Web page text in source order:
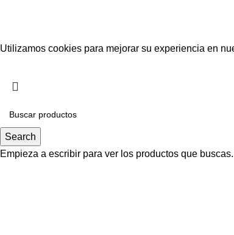
Utilizamos cookies para mejorar su experiencia en
Search
Empieza a escribir para ver los productos que buscas.